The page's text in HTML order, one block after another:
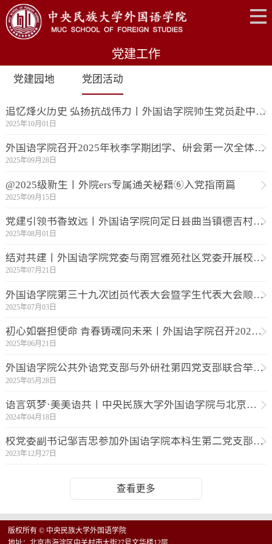
党建工作
党建园地 党团活动
追忆烽火历史 弘扬抗战伟力丨外国语学院师生党员赴中国人民抗日战争纪念馆开展主题教育活动
2025年10月01日
外国语学院召开2025年秋季学期团学、研会第一次全体大会
2025年09月28日
@2025级新生丨外院ers专属通关秘籍⑥入党指南篇
2025年09月15日
党建引领书香致远丨外国语学院向定日县曲当镇德吉村儿童捐赠课外书籍
2025年08月01日
结对共建丨外国语学院党委与南宫雅苑社区党委开展校社联动交流，共绘协同育人新蓝图
2025年07月21日
外国语学院第三十九次团员代表大会暨学生代表大会顺利召开
2025年07月03日
初心如磐担使命 青春铸魂向未来丨外国语学院召开2025届毕业生党员教育大会
2025年06月21日
外国语学院公共外语党支部与外研社第四党支部联合举办“智联外语·创享未来”AI赋能教学创新工作坊
2025年05月28日
语言筑梦·美美语共丨中央民族大学外国语学院与北京外国语大学中国外语与教育研究中心开展联学联建活动
2024年04月18日
校党委副书记邹吉忠参加外国语学院本科生第二党支部活动
2023年12月27日
查看更多
版权所有 © 中央民族大学外国语学院